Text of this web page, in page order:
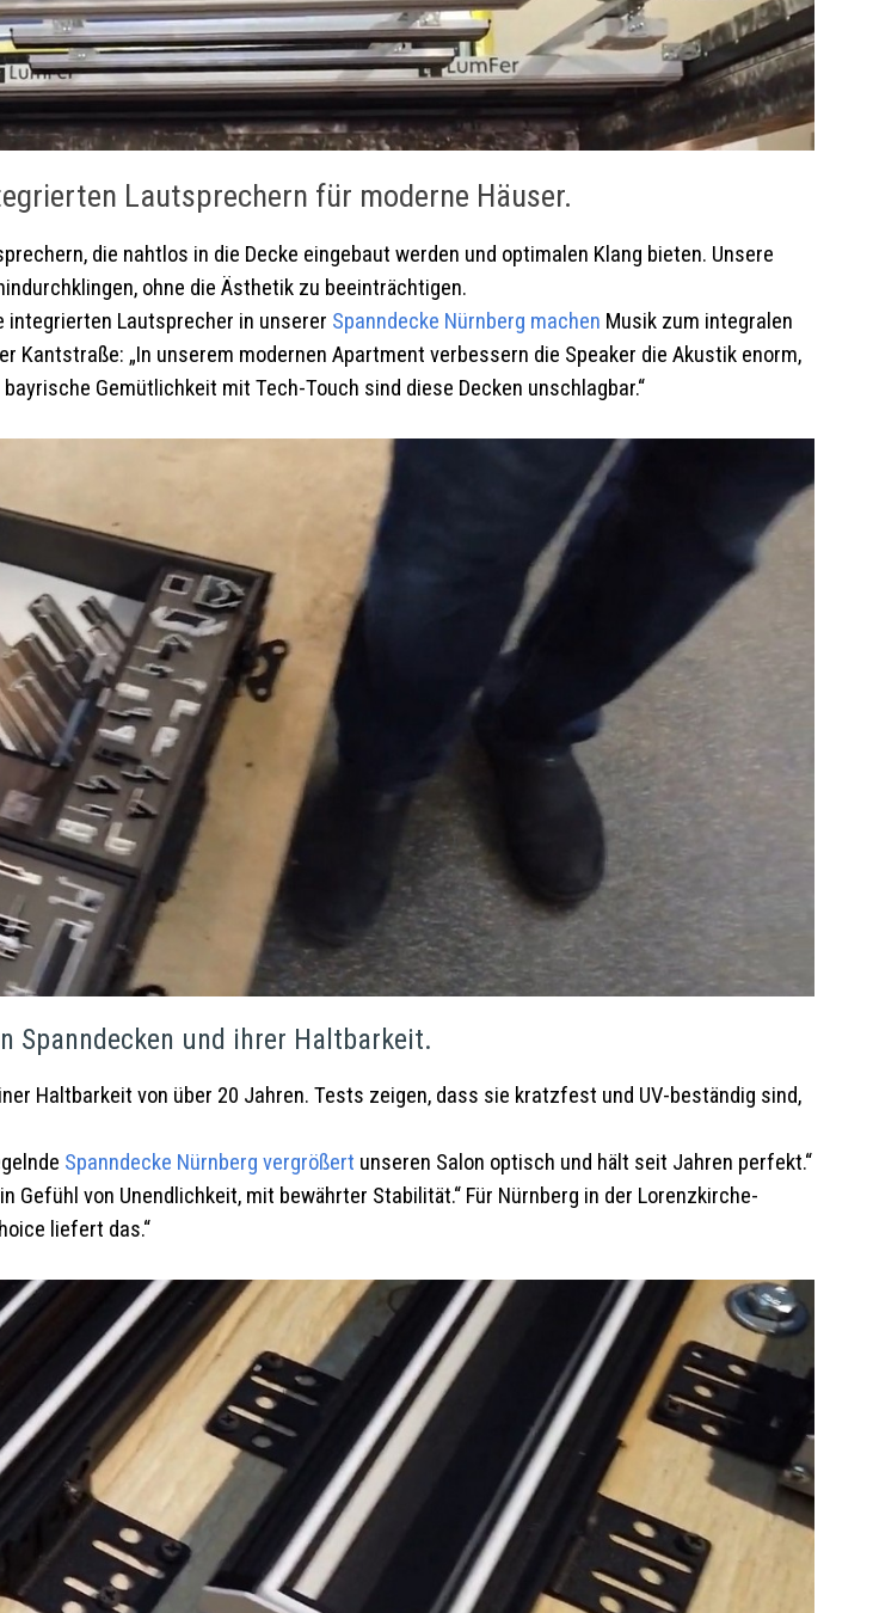
Lautsprechern für moderne Häuser.
die nahtlos in die Decke eingebaut werden und optimalen Klang bieten. Unsere
ohne die Ästhetik zu beeinträchtigen.
integrierten Lautsprecher in unserer Spanndecke Nürnberg machen Musik zum integralen
Kantstraße: „In unserem modernen Apartment verbessern die Speaker die Akustik enorm,
Gemütlichkeit mit Tech-Touch sind diese Decken unschlagbar.“
Spanndecken und ihrer Haltbarkeit.
Haltbarkeit von über 20 Jahren. Tests zeigen, dass sie kratzfest und UV-beständig sind,
Spanndecke Nürnberg vergrößert unseren Salon optisch und hält seit Jahren perfekt.“
von Unendlichkeit, mit bewährter Stabilität.“ Für Nürnberg in der Lorenzkirche-
liefert das.“